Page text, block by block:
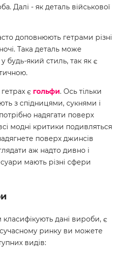
Далі - як деталь військової
доповнюють гетрами різні
Така деталь може
будь-який стиль, так як є
є гольфи. Ось тільки
з спідницями, сукнями і
надягати поверх
модні критики подивляться
поверх джинсів
аж надто дивно і
мають різні сфери
дані вироби, є
ринку ви можете
видів: